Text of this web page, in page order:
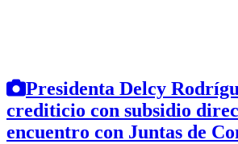
Presidenta Delcy
crediticio con subsidio
encuentro con Juntas de